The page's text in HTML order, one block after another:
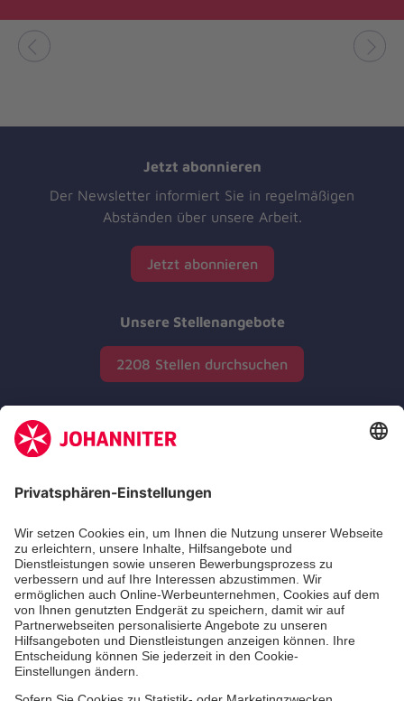
Jetzt abonnieren
Der Newsletter informiert Sie in regelmäßigen
Abständen über unsere Arbeit.
Jetzt abonnieren
Unsere Stellenangebote
2208 Stellen durchsuchen
Zertifizierung der Johanniter-Unfall-Hilfe e.V.
Die Johanniter GmbH führt das Spendenzertifikat
des Deutschen Spendenrats e.V.